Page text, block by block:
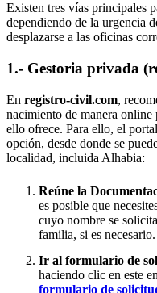
Existen tres vías principales
dependiendo de la urgencia
desplazarse a las oficinas
1.- Gestoria privada
En registro-civil.com,
nacimiento de manera online
ello ofrece. Para ello, el
opción, desde donde se
localidad, incluida Alhabia:
Reúne la
es posible que
cuyo nombre se
familia, si es necesario.
Ir al formulario de
haciendo clic en este
formulario de